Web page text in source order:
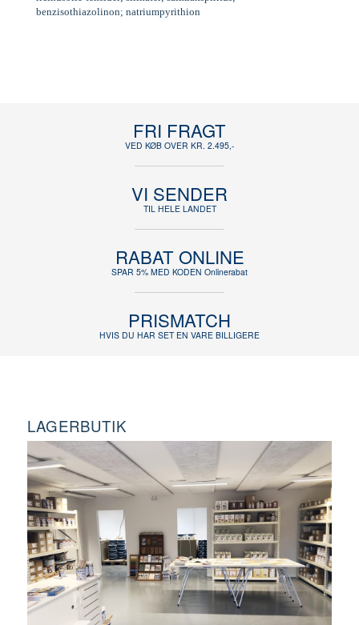
benzisothiazolinon; natriumpyrithion
FRI FRAGT
VED KØB OVER KR. 2.495,-
VI SENDER
TIL HELE LANDET
RABAT ONLINE
SPAR 5% MED KODEN Onlinerabat
PRISMATCH
HVIS DU HAR SET EN VARE BILLIGERE
LAGERBUTIK